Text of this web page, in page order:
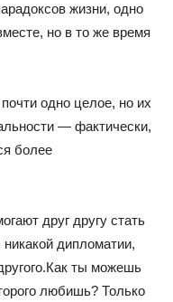
жизни, одно
но в то же время
одно целое, но их
— фактически,
более
друг другу стать
дипломатии,
ты можешь
любишь? Только